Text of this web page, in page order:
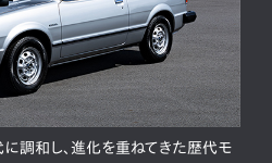
調和し、進化を重ねてきた歴代モ